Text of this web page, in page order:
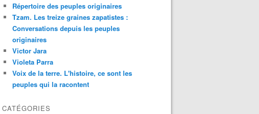
Répertoire des peuples originaires
Tzam. Les treize graines zapatistes :
Conversations depuis les peuples
originaires
Victor Jara
Violeta Parra
Voix de la terre. L'histoire, ce sont les
peuples qui la racontent
CATÉGORIES